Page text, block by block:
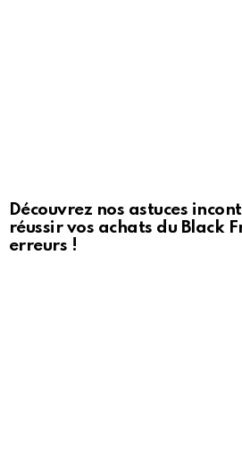
Découvrez nos astuces
réussir vos achats du Black
erreurs !